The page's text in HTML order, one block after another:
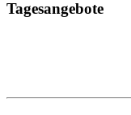
Tagesangebote